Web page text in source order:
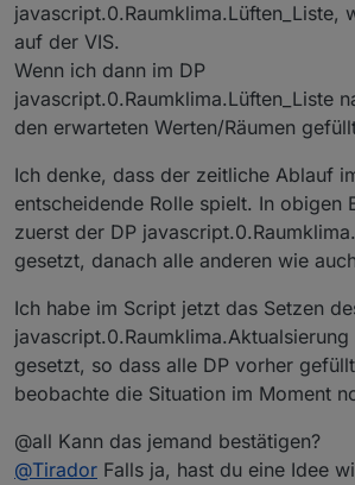
// Raumklima -
// Unterstützung durch
// https://
    {
triggerDP:
removeMsgDP:
msgText_1: {text:
msgText_2: {dp:
countEventsDP:
MessageHandler:
// Erinnerung
RAUMKLIMA_INFO:
javascript.0.Raumklima.Lüften_Liste,
auf der VIS.
Wenn ich dann im DP
javascript.0.Raumklima.Lüften_Liste
den erwarteten Werten/Räumen
Ich denke, dass der zeitliche Ablauf
entscheidende Rolle spielt. In obigen
zuerst der DP
gesetzt, danach alle anderen wie
Ich habe im Script jetzt das Setzen
gesetzt, so dass alle DP vorher
beobachte die Situation im Moment
@all Kann das jemand bestätigen?
@Tirador Falls ja, hast du eine Idee